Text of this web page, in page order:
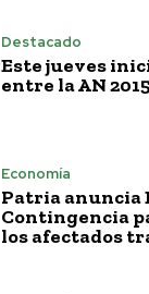
Destacado
Este jueves
entre la AN
Economía
Patria anuncia
Contingencia
los afectados